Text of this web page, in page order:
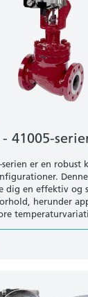
41005-
serien er en
dig en effektiv og
herunder